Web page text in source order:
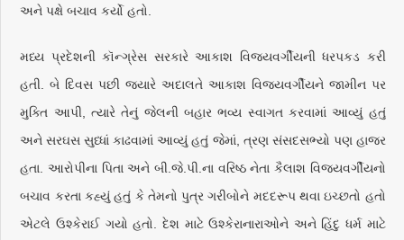
અને પક્ષે બચાવ કર્યો હતો.
મધ્ય પ્રદેશની કૉન્ગ્રેસ સરકારે આકાશ વિજયવર્ગીયની ધરપકડ કરી
હતી. બે દિવસ પછી જ્યારે અદાલતે આકાશ વિજયવર્ગીયને જામીન પર
મુક્તિ આપી, ત્યારે તેનું જેલની બહાર ભવ્ય સ્વાગત કરવામાં આવ્યું હતું
અને સરઘસ સુધ્ધાં કાઢવામાં આવ્યું હતું જેમાં, ત્રણ સંસદસભ્યો પણ હાજર
હતા. આરોપીના પિતા અને બી.જે.પી.ના વરિષ્ઠ નેતા કૈલાશ વિજયવર્ગીયનો
બચાવ કરતા કહ્યું હતું કે તેમનો પુત્ર ગરીબોને મદદરૂપ થવા ઇચ્છતો હતો
એટલે ઉશ્કેરાઈ ગયો હતો. દેશ માટે ઉશ્કેરાનારાઓને અને હિંદુ ધર્મ માટે